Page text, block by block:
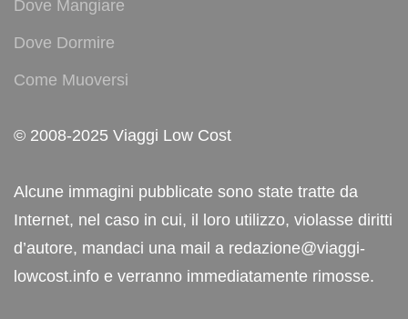
Dove Mangiare
Dove Dormire
Come Muoversi
© 2008-2025 Viaggi Low Cost
Alcune immagini pubblicate sono state tratte da
Internet, nel caso in cui, il loro utilizzo, violasse diritti
d’autore, mandaci una mail a redazione@viaggi-
lowcost.info e verranno immediatamente rimosse.